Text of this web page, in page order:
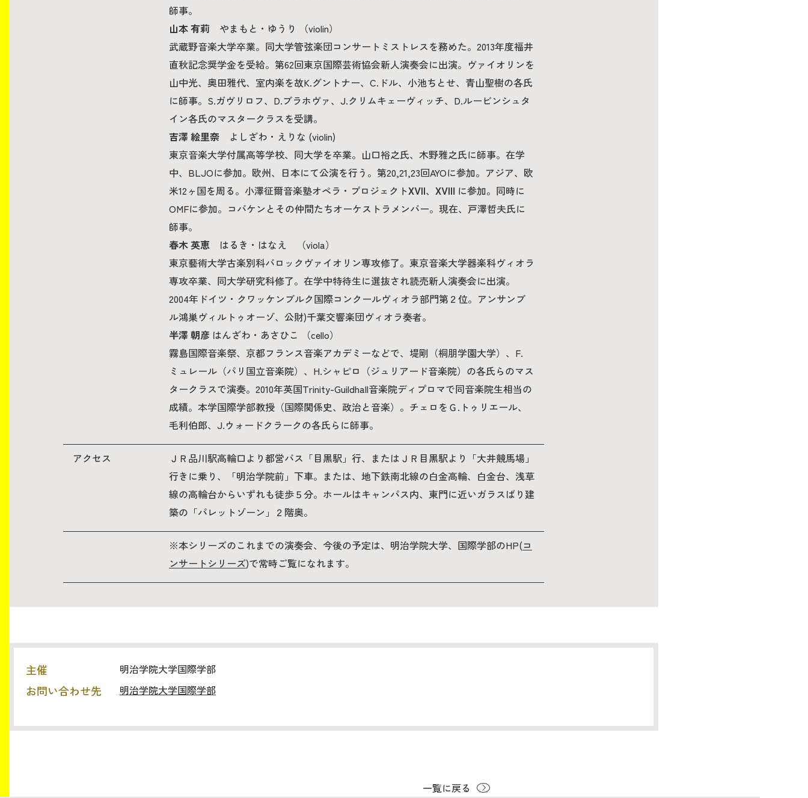
師事。
山本 有莉 やまもと・ゆうり （violin）
武蔵野音楽大学卒業。同大学管弦楽団コンサートミストレスを務めた。2013年度福井
直秋記念奨学金を受給。第62回東京国際芸術協会新人演奏会に出演。ヴァイオリンを
山中光、奥田雅代、室内楽を故K.グントナー、C.ドル、小池ちとせ、青山聖樹の各氏
に師事。S.ガヴリロフ、D.ブラホヴァ、J.クリムキェーヴィッチ、D.ルービンシュタ
イン各氏のマスタークラスを受講。
吉澤 絵里奈 よしざわ・えりな (violin)
東京音楽大学付属高等学校、同大学を卒業。山口裕之氏、木野雅之氏に師事。在学
中、BLJOに参加。欧州、日本にて公演を行う。第20,21,23回AYOに参加。アジア、欧
米12ヶ国を周る。小澤征爾音楽塾オペラ・プロジェクトⅩⅦ、ⅩⅧ に参加。同時に
OMFに参加。コバケンとその仲間たちオーケストラメンバー。現在、戸澤哲夫氏に
師事。
春木 英恵 はるき・はなえ （viola）
東京藝術大学古楽別科バロックヴァイオリン専攻修了。東京音楽大学器楽科ヴィオラ
専攻卒業、同大学研究科修了。在学中特待生に選抜され読売新人演奏会に出演。
2004年ドイツ・クワッケンブルク国際コンクールヴィオラ部門第２位。アンサンブ
ル鴻巣ヴィルトゥオーゾ、公財)千葉交響楽団ヴィオラ奏者。
半澤 朝彦 はんざわ・あさひこ （cello）
霧島国際音楽祭、京都フランス音楽アカデミーなどで、堤剛（桐朋学園大学）、F.
ミュレール（パリ国立音楽院）、H.シャピロ（ジュリアード音楽院）の各氏らのマス
タークラスで演奏。2010年英国Trinity-Guildhall音楽院ディプロマで同音楽院生相当の
成績。本学国際学部教授（国際関係史、政治と音楽）。チェロをＧ.トゥリエール、
毛利伯郎、J.ウォードクラークの各氏らに師事。
アクセス
ＪＲ品川駅高輪口より都営バス「目黒駅」行、またはＪＲ目黒駅より「大井競馬場」
行きに乗り、「明治学院前」下車。または、地下鉄南北線の白金高輪、白金台、浅草
線の高輪台からいずれも徒歩５分。ホールはキャンパス内、東門に近いガラスばり建
築の「パレットゾーン」２階奥。
※本シリーズのこれまでの演奏会、今後の予定は、明治学院大学、国際学部のHP(コ
ンサートシリーズ)で常時ご覧になれます。
主催 明治学院大学国際学部
お問い合わせ先 明治学院大学国際学部
一覧に戻る